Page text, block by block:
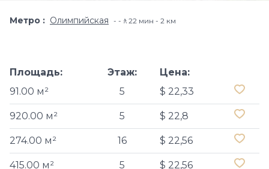
Метро Олимпийская -🚶22 мин - 2 км
Площадь:
91.00 м²
Этаж:
5
Цена:
$ 22,33
920.00 м² 5 $ 22,8
274.00 м² 16 $ 22,56
415.00 м² 5 $ 22,56